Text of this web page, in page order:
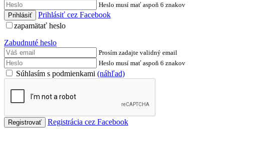
Heslo musí mať aspoň 6 znakov
Prihlásiť cez Facebook
zapamätať heslo
Zabudnuté heslo
Prosím zadajte validný email
Heslo musí mať aspoň 6 znakov
Súhlasím s podmienkami (náhľad)
Registrácia cez Facebook